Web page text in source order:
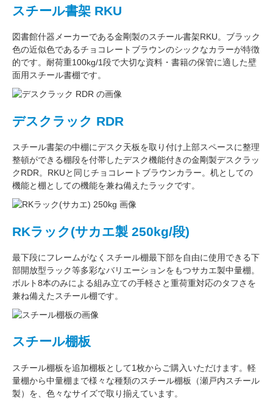
スチール書架 RKU
図書館什器メーカーである金剛製のスチール書架RKU。ブラック
色の近似色であるチョコレートブラウンのシックなカラーが特徴
的です。耐荷重100kg/1段で大切な資料・書籍の保管に適した壁
面用スチール書棚です。
デスクラック RDR
スチール書架の中棚にデスク天板を取り付け上部スペースに整理
整頓ができる棚段を付帯したデスク機能付きの金剛製デスクラッ
クRDR。RKUと同じチョコレートブラウンカラー。 机としての
機能と棚としての機能を兼ね備えたラックです。
RKラック(サカエ製 250kg/段)
最下段にフレームがなくスチール棚最下部を自由に使用できる下
部開放型ラック等多彩なバリエーションをもつサカエ製中量棚。
ボルト8本のみによる組み立ての手軽さと重荷重対応のタフさを
兼ね備えたスチール棚です。
スチール棚板
スチール棚板を追加棚板 として1枚からご購入いただけます。軽
量棚から中量棚まで様々な種類のスチール棚板（瀬戸内スチール
製）を、色々なサイズで取り揃えています。